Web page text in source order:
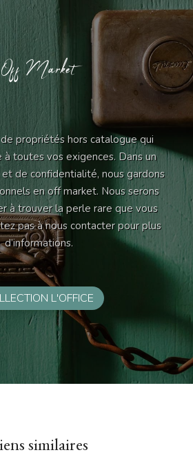
Off Market
propriétés hors catalogue qui
toutes vos exigences. Dans un
de confidentialité, nous gardons
en off market. Nous serons
à trouver la perle rare que vous
pas à nous contacter pour plus
d’informations.
L'OFFICE
similaires